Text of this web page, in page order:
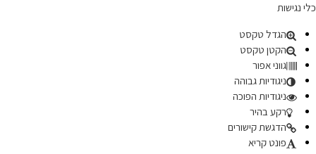
כלי נגישות
הגדל טקסט
הקטן טקסט
גווני אפור
ניגודיות גבוהה
ניגודיות הפוכה
רקע בהיר
הדגשת קישורים
פונט קריא